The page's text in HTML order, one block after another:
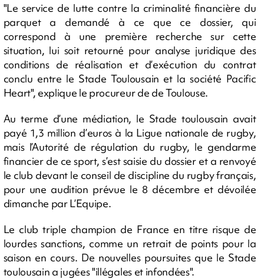
"Le service de lutte contre la criminalité financière du
parquet a demandé à ce que ce dossier, qui
correspond à une première recherche sur cette
situation, lui soit retourné pour analyse juridique des
conditions de réalisation et d’exécution du contrat
conclu entre le Stade Toulousain et la société Pacific
Heart", explique le procureur de de Toulouse.
Au terme d’une médiation, le Stade toulousain avait
payé 1,3 million d’euros à la Ligue nationale de rugby,
mais l’Autorité de régulation du rugby, le gendarme
financier de ce sport, s’est saisie du dossier et a renvoyé
le club devant le conseil de discipline du rugby français,
pour une audition prévue le 8 décembre et dévoilée
dimanche par L’Equipe.
Le club triple champion de France en titre risque de
lourdes sanctions, comme un retrait de points pour la
saison en cours. De nouvelles poursuites que le Stade
toulousain a jugées "illégales et infondées".